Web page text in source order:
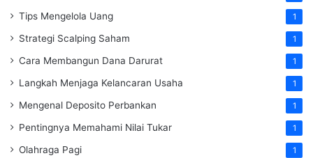
Tips Mengelola Uang 1
Strategi Scalping Saham 1
Cara Membangun Dana Darurat 1
Langkah Menjaga Kelancaran Usaha 1
Mengenal Deposito Perbankan 1
Pentingnya Memahami Nilai Tukar 1
Olahraga Pagi 1